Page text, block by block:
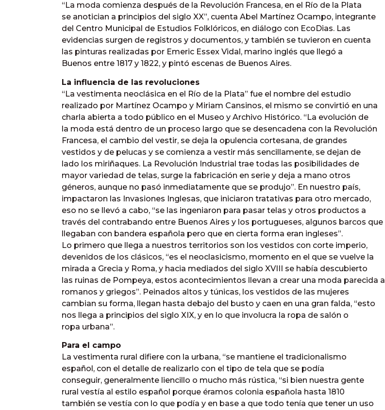
“La moda comienza después de la Revolución Francesa, en el Río de la Plata
se anotician a principios del siglo XX”, cuenta Abel Martínez Ocampo, integrante
del Centro Municipal de Estudios Folklóricos, en diálogo con EcoDias. Las
evidencias surgen de registros y documentos, y también se tuvieron en cuenta
las pinturas realizadas por Emeric Essex Vidal, marino inglés que llegó a
Buenos entre 1817 y 1822, y pintó escenas de Buenos Aires.
La influencia de las revoluciones
“La vestimenta neoclásica en el Río de la Plata” fue el nombre del estudio
realizado por Martínez Ocampo y Miriam Cansinos, el mismo se convirtió en una
charla abierta a todo público en el Museo y Archivo Histórico. “La evolución de
la moda está dentro de un proceso largo que se desencadena con la Revolución
Francesa, el cambio del vestir, se deja la opulencia cortesana, de grandes
vestidos y de pelucas y se comienza a vestir más sencillamente, se dejan de
lado los miriñaques. La Revolución Industrial trae todas las posibilidades de
mayor variedad de telas, surge la fabricación en serie y deja a mano otros
géneros, aunque no pasó inmediatamente que se produjo”. En nuestro país,
impactaron las Invasiones Inglesas, que iniciaron tratativas para otro mercado,
eso no se llevó a cabo, “se las ingeniaron para pasar telas y otros productos a
través del contrabando entre Buenos Aires y los portugueses, algunos barcos que
llegaban con bandera española pero que en cierta forma eran ingleses”.
Lo primero que llega a nuestros territorios son los vestidos con corte imperio,
devenidos de los clásicos, “es el neoclasicismo, momento en el que se vuelve la
mirada a Grecia y Roma, y hacia mediados del siglo XVIII se había descubierto
las ruinas de Pompeya, estos acontecimientos llevan a crear una moda parecida a
romanos y griegos”. Peinados altos y túnicas, los vestidos de las mujeres
cambian su forma, llegan hasta debajo del busto y caen en una gran falda, “esto
nos llega a principios del siglo XIX, y en lo que involucra la ropa de salón o
ropa urbana”.
Para el campo
La vestimenta rural difiere con la urbana, “se mantiene el tradicionalismo
español, con el detalle de realizarlo con el tipo de tela que se podía
conseguir, generalmente liencillo o mucho más rústica, “si bien nuestra gente
rural vestía al estilo español porque éramos colonia española hasta 1810
también se vestía con lo que podía y en base a que todo tenía que tener un uso